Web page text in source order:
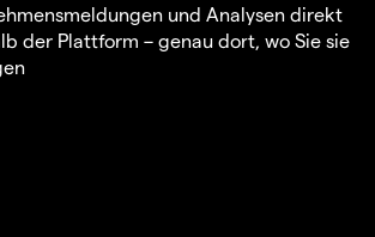
und Analysen direkt
der Plattform – genau dort, wo Sie sie